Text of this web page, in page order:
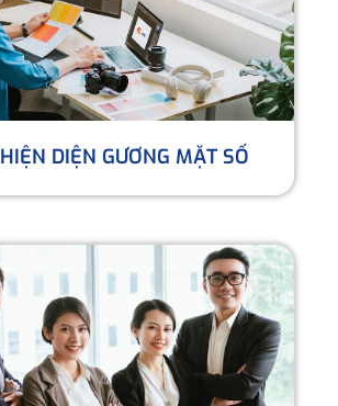
HIỆN DIỆN GƯƠNG MẶT SỐ